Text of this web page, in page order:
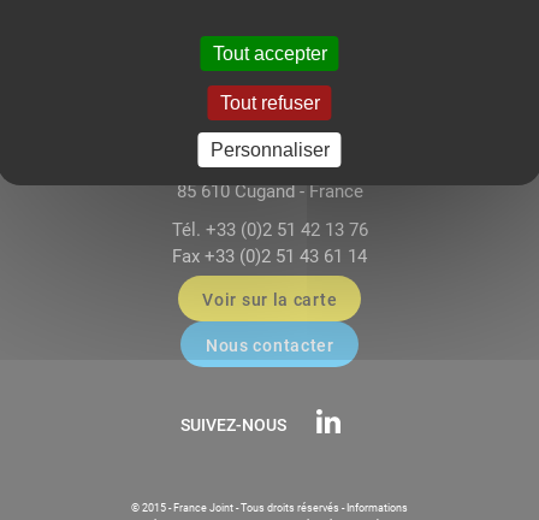
FRANCE JOINT - Sealing Systems
117-118 Impasse Paul-Louis Dagnet
ZA Le Mortier Est
85 610 Cugand - France
Tél. +33 (0)2 51 42 13 76
Fax +33 (0)2 51 43 61 14
Voir sur la carte
Nous contacter
SUIVEZ-NOUS
© 2015 - France Joint - Tous droits réservés - Informations
Tout accepter
Tout refuser
Personnaliser